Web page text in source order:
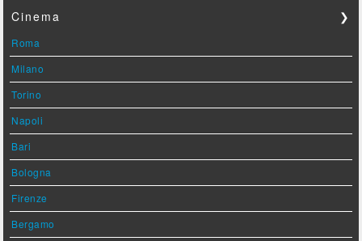
Cinema ❯
Roma
Milano
Torino
Napoli
Bari
Bologna
Firenze
Bergamo